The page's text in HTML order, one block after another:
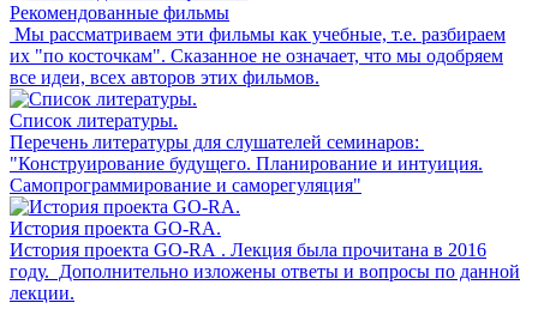
Рекомендованные фильмы
Мы рассматриваем эти фильмы как учебные, т.е. разбираем
их "по косточкам". Сказанное не означает, что мы одобряем
все идеи, всех авторов этих фильмов.
Список литературы.
Перечень литературы для слушателей семинаров:
"Конструирование будущего. Планирование и интуиция.
Самопрограммирование и саморегуляция"
История проекта GO-RA.
История проекта GO-RA . Лекция была прочитана в 2016
году. Дополнительно изложены ответы и вопросы по данной
лекции.